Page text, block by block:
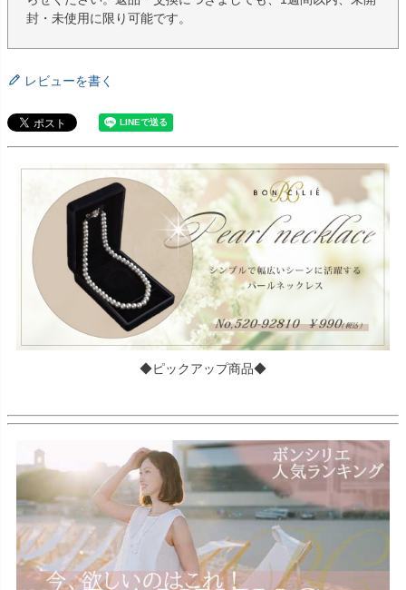
封・未使用に限り可能です。
レビューを書く
◆ピックアップ商品◆